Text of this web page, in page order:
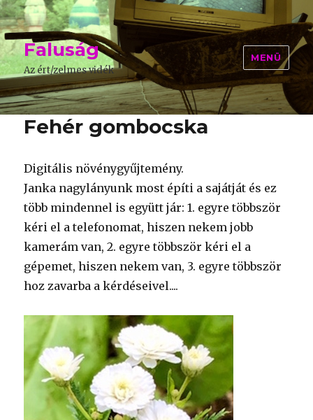
Faluság
Az ért/zelmes vidék
MENÜ
Fehér gombocska
Digitális növénygyűjtemény.
Janka nagylányunk most építi a sajátját és ez
több mindennel is együtt jár: 1. egyre többször
kéri el a telefonomat, hiszen nekem jobb
kamerám van, 2. egyre többször kéri el a
gépemet, hiszen nekem van, 3. egyre többször
hoz zavarba a kérdéseivel....